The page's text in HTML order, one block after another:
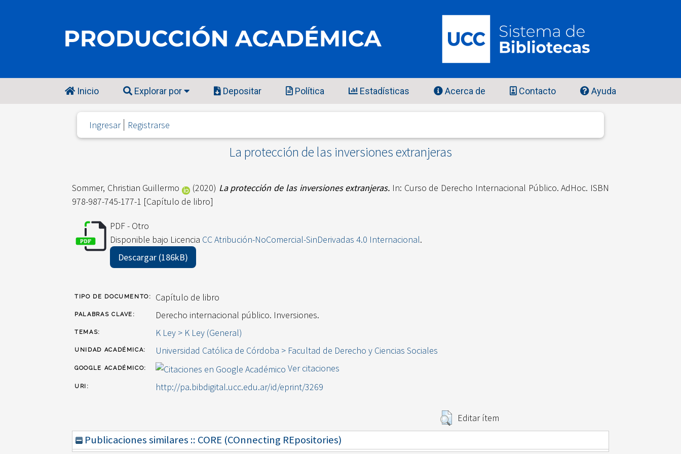
Inicio Explorar por Depositar Política Estadísticas Acerca de Contacto Ayuda
Ingresar Registrarse
La protección de las inversiones extranjeras
Sommer, Christian Guillermo (2020) La protección de las inversiones extranjeras. In: Curso de Derecho Internacional Público. AdHoc. ISBN
978-987-745-177-1 [Capítulo de libro]
PDF - Otro
Disponible bajo Licencia CC Atribución-NoComercial-SinDerivadas 4.0 Internacional.
Descargar (186kB)
TIPO DE DOCUMENTO: Capítulo de libro
PALABRAS CLAVE: Derecho internacional público. Inversiones.
TEMAS: K Ley > K Ley (General)
UNIDAD ACADÉMICA: Universidad Católica de Córdoba > Facultad de Derecho y Ciencias Sociales
GOOGLE ACADÉMICO: Ver citaciones
URI: http://pa.bibdigital.ucc.edu.ar/id/eprint/3269
Editar ítem
Publicaciones similares :: CORE (COnnecting REpositories)